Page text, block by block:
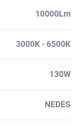
10000Lm
3000K - 6500K
130W
NEDES